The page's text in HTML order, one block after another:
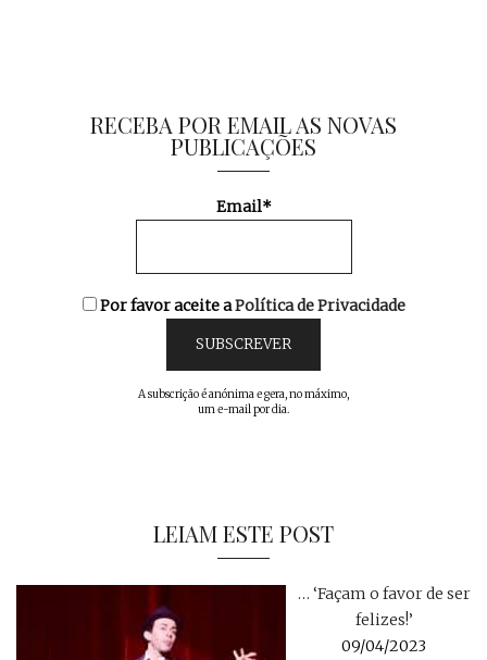
RECEBA POR EMAIL AS NOVAS
PUBLICAÇÕES
Email*
Por favor aceite aPolítica de Privacidade
A subscrição é anónima e gera, no máximo,
um e-mail por dia.
LEIAM ESTE POST
… ‘Façam o favor de ser
felizes!’
09/04/2023